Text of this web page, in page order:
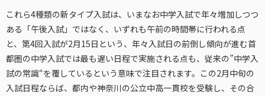
これら4種類の新タイプ入試は、いまなお中学入試で年々増加しつつ
ある「午後入試」ではなく、いずれも午前の時間帯に行われる点
と、第4回入試が2月15日という、年々入試日の前倒し傾向が進む首
都圏の中学入試では最も遅い日程で実施される点も、従来の”中学入
試の常識“を覆しているという意味で注目されます。この2月中旬の
入試日程ならば、都内や神奈川の公立中高一貫校を受験し、その合